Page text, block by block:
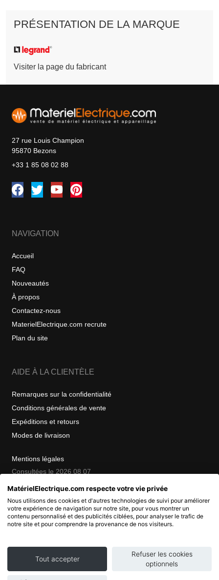
PRÉSENTATION DE LA MARQUE
Visiter la page du fabricant
27 rue Louis Champion
95870 Bezons
+33 1 85 08 02 88
NAVIGATION
Accueil
FAQ
Nouveautés
À propos
Contactez-nous
MaterielElectrique.com recrute
Plan du site
AIDE À LA CLIENTÈLE
Remarques sur la confidentialité
Conditions générales de vente
Expéditions et retours
Modes de livraison
Mentions légales
Consultées le 2026 08 07
COPYRIGHT
© 2007 - 2026 Nimbanet
MatérielElectrique.com respecte votre vie privée
Nous utilisons des cookies et d'autres technologies de suivi pour améliorer
votre expérience de navigation sur notre site, pour vous montrer un
contenu personnalisé et des publicités ciblées, pour analyser le trafic de
notre site et pour comprendre la provenance de nos visiteurs.
Tout accepter
Refuser les cookies
optionnels